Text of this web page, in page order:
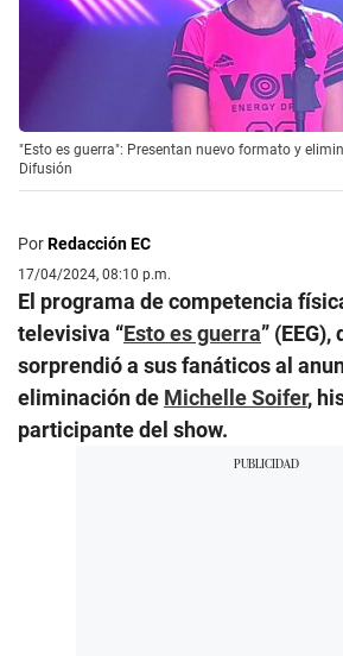
"Esto es guerra": Presentan nuevo formato y
Difusión
PorRedacción EC
17/04/2024, 08:10 p.m.
El programa de competencia
televisiva “Esto es guerra”
sorprendió a sus fanáticos al
eliminación de Michelle Soifer,
participante del show.